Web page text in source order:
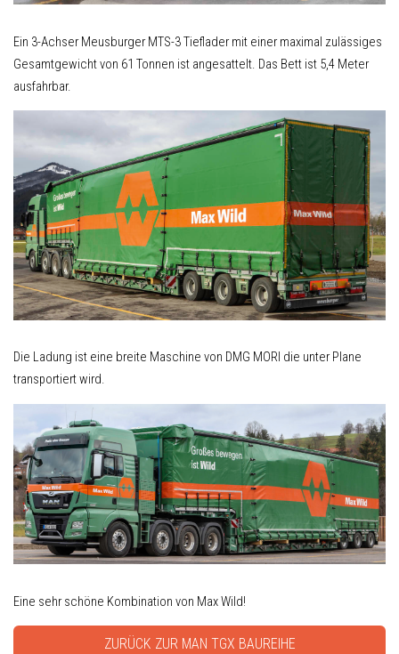
Ein 3-Achser Meusburger MTS-3 Tieflader mit einer maximal zulässiges
Gesamtgewicht von 61 Tonnen ist angesattelt. Das Bett ist 5,4 Meter
ausfahrbar.
Die Ladung ist eine breite Maschine von DMG MORI die unter Plane
transportiert wird.
Eine sehr schöne Kombination von Max Wild!
ZURÜCK ZUR MAN TGX BAUREIHE